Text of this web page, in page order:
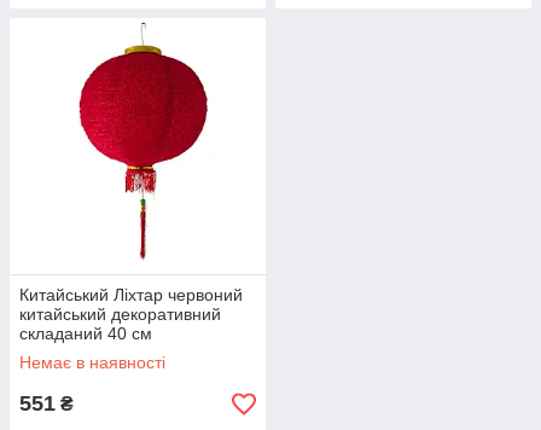
Китайський Ліхтар червоний
китайський декоративний
складаний 40 см
Немає в наявності
551 ₴